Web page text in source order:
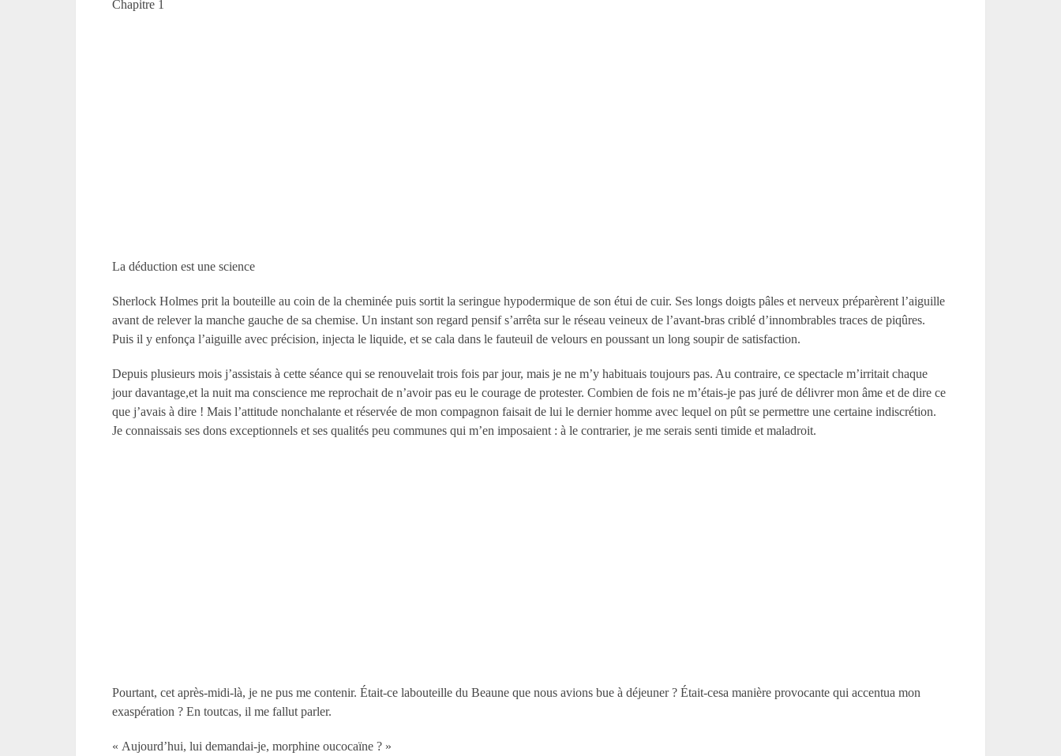
Chapitre 1
La déduction est une science
Sherlock Holmes prit la bouteille au coin de la cheminée puis sortit la seringue hypodermique de son étui de cuir. Ses longs doigts pâles et nerveux préparèrent l’aiguille
avant de relever la manche gauche de sa chemise. Un instant son regard pensif s’arrêta sur le réseau veineux de l’avant-bras criblé d’innombrables traces de piqûres.
Puis il y enfonça l’aiguille avec précision, injecta le liquide, et se cala dans le fauteuil de velours en poussant un long soupir de satisfaction.
Depuis plusieurs mois j’assistais à cette séance qui se renouvelait trois fois par jour, mais je ne m’y habituais toujours pas. Au contraire, ce spectacle m’irritait chaque
jour davantage,et la nuit ma conscience me reprochait de n’avoir pas eu le courage de protester. Combien de fois ne m’étais-je pas juré de délivrer mon âme et de dire ce
que j’avais à dire ! Mais l’attitude nonchalante et réservée de mon compagnon faisait de lui le dernier homme avec lequel on pût se permettre une certaine indiscrétion.
Je connaissais ses dons exceptionnels et ses qualités peu communes qui m’en imposaient : à le contrarier, je me serais senti timide et maladroit.
Pourtant, cet après-midi-là, je ne pus me contenir. Était-ce labouteille du Beaune que nous avions bue à déjeuner ? Était-cesa manière provocante qui accentua mon
exaspération ? En toutcas, il me fallut parler.
« Aujourd’hui, lui demandai-je, morphine oucocaïne ? »